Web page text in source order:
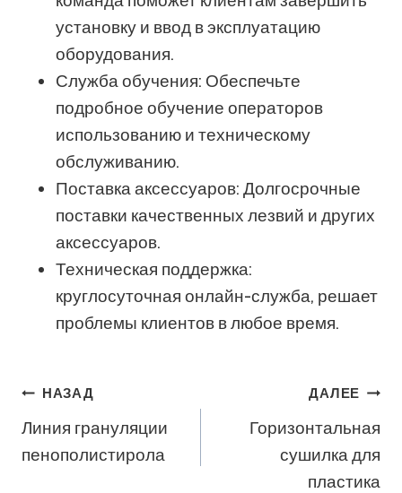
установку и ввод в эксплуатацию
оборудования.
Служба обучения: Обеспечьте
подробное обучение операторов
использованию и техническому
обслуживанию.
Поставка аксессуаров: Долгосрочные
поставки качественных лезвий и других
аксессуаров.
Техническая поддержка:
круглосуточная онлайн-служба, решает
проблемы клиентов в любое время.
Навигация
По
НАЗАД
Линия грануляции
пенополистирола
ДАЛЕЕ
Горизонтальная
сушилка для
пластика